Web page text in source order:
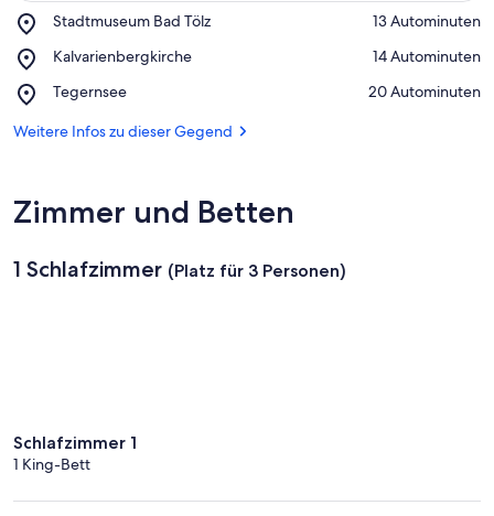
Stadtmuseum Bad Tölz
Place,
Bad
‪13 Autominuten‬
Kalvarienbergkirche
Place,
‪14 Autominuten‬
Tegernsee
Place,
‪20 Autominuten‬
Weitere Infos zu dieser Gegend
Zimmer und Betten
1 Schlafzimmer (Platz für 3 Personen)
Schlafzimmer 1
1 King-Bett